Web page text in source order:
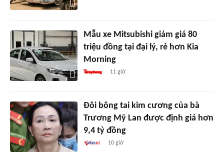
Mẫu xe Mitsubishi giảm giá 80
triệu đồng tại đại lý, rẻ hơn Kia
Morning
11 giờ
Đôi bông tai kim cương của bà
Trương Mỹ Lan được định giá hơn
9,4 tỷ đồng
10 giờ